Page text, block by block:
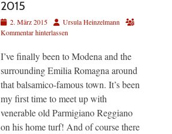
2015
Veröffentlicht
am
2. März 2015 AutorUrsula Heinzelmann
Kommentar hinterlassen
I’ve finally been to Modena and the
surrounding Emilia Romagna around
that balsamico-famous town. It’s been
my first time to meet up with
venerable old Parmigiano Reggiano
on his home turf! And of course there